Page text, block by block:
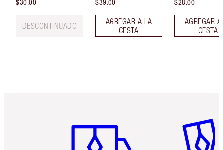
$30.00
DESCONTINUADO
$39.00
AGREGAR A LA
CESTA
$28.00
AGREGAR
CESTA